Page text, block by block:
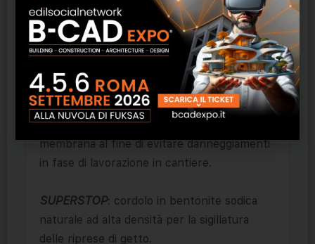
perforazioni ed elementi di tenuta.
PARAGRANULAR: bentonite sodica naturale
originale americana in granuli per sigillare
gusce, riempire vuoti ed irregolarità.
TAPE: da applicarsi sui sormonti della
membrana al fine di evitare danneggiamenti
in fase di lavorazione in cantiere.
SUPERSTOP: cordolo in bentonite sodica
naturale ad alta densità per la sigillatura
delle riprese di getto.